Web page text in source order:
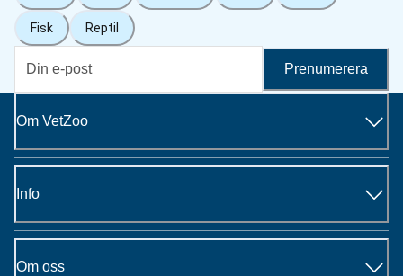
Fisk Reptil
Prenumerera
Om VetZoo
Info
Om oss